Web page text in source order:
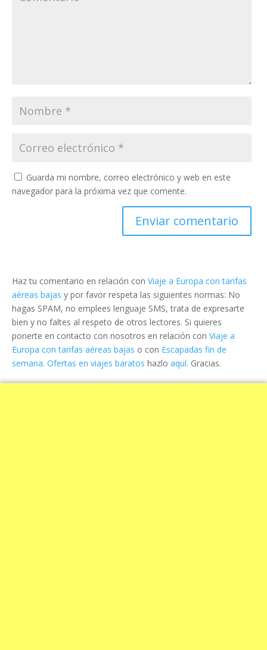
Guarda mi nombre, correo electrónico y web en este
navegador para la próxima vez que comente.
Haz tu comentario en relación con Viaje a Europa con tarifas
aéreas bajas y por favor respeta las siguientes normas: No
hagas SPAM, no emplees lenguaje SMS, trata de expresarte
bien y no faltes al respeto de otros lectores. Si quieres
ponerte en contacto con nosotros en relación con Viaje a
Europa con tarifas aéreas bajas o con Escapadas fin de
semana. Ofertas en viajes baratos hazlo aquí. Gracias.